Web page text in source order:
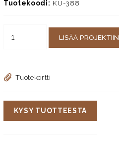
Tuotekoodi: KU-388
LISÄÄ PROJEKTIIN
Tuotekortti
KYSY TUOTTEESTA